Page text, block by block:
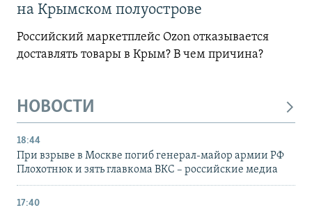
на Крымском полуострове
Российский маркетплейс Ozon отказывается
доставлять товары в Крым? В чем причина?
НОВОСТИ
18:44
При взрыве в Москве погиб генерал-майор армии РФ
Плохотнюк и зять главкома ВКС – российские медиа
17:40